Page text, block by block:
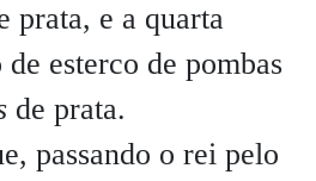
prata, e a quarta
de esterco de pombas
de prata.
passando o rei pelo